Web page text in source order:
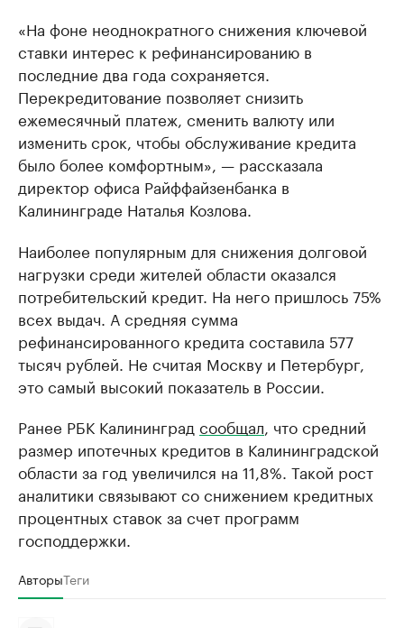
«На фоне неоднократного снижения ключевой
ставки интерес к рефинансированию в
последние два года сохраняется.
Перекредитование позволяет снизить
ежемесячный платеж, сменить валюту или
изменить срок, чтобы обслуживание кредита
было более комфортным», — рассказала
директор офиса Райффайзенбанка в
Калининграде Наталья Козлова.
Наиболее популярным для снижения долговой
нагрузки среди жителей области оказался
потребительский кредит. На него пришлось 75%
всех выдач. А средняя сумма
рефинансированного кредита составила 577
тысяч рублей. Не считая Москву и Петербург,
это самый высокий показатель в России.
Ранее РБК Калининград сообщал , что средний
размер ипотечных кредитов в Калининградской
области за год увеличился на 11,8%. Такой рост
аналитики связывают со снижением кредитных
процентных ставок за счет программ
господдержки.
АвторыТеги